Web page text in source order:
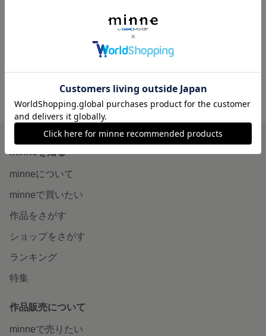
minne ホーム よっしー印 の作品一覧
minneを知る
minneについて
minneで買いたい
作品をさがす
ショップをさがす
ランキング
特集
作品販売について
minneで売りたい